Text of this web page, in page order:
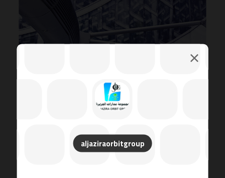
aljaziraorbitgroup